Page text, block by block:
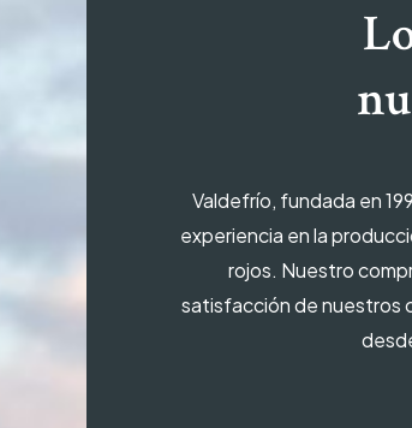
Valdefrío, fundada en
experiencia en la
rojos. Nuestro
satisfacción de nuestros